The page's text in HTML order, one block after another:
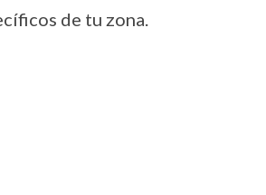
de tu zona.